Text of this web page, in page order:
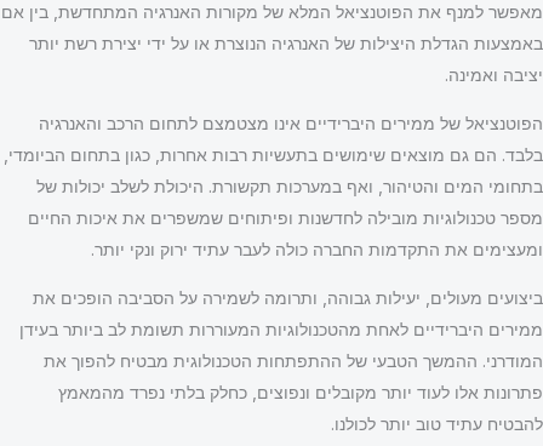
מאפשר למנף את הפוטנציאל המלא של מקורות האנרגיה המתחדשת, בין אם
באמצעות הגדלת היצילות של האנרגיה הנוצרת או על ידי יצירת רשת יותר
יציבה ואמינה.
הפוטנציאל של ממירים היברידיים אינו מצטמצם לתחום הרכב והאנרגיה
בלבד. הם גם מוצאים שימושים בתעשיות רבות אחרות, כגון בתחום הביומדי,
בתחומי המים והטיהור, ואף במערכות תקשורת. היכולת לשלב יכולות של
מספר טכנולוגיות מובילה לחדשנות ופיתוחים שמשפרים את איכות החיים
ומעצימים את התקדמות החברה כולה לעבר עתיד ירוק ונקי יותר.
ביצועים מעולים, יעילות גבוהה, ותרומה לשמירה על הסביבה הופכים את
ממירים היברידיים לאחת מהטכנולוגיות המעוררות תשומת לב ביותר בעידן
המודרני. ההמשך הטבעי של ההתפתחות הטכנולוגית מבטיח להפוך את
פתרונות אלו לעוד יותר מקובלים ונפוצים, כחלק בלתי נפרד מהמאמץ
להבטיח עתיד טוב יותר לכולנו.